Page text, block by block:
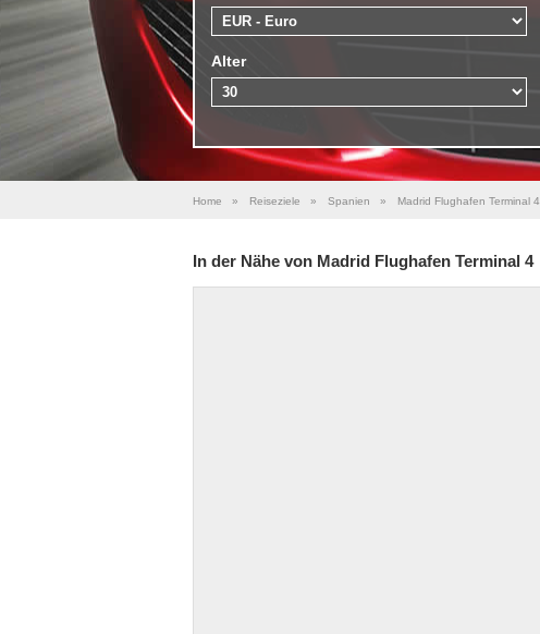
Alter
Home » Reiseziele » Spanien » Madrid Flughafen Terminal 4
In der Nähe von Madrid Flughafen Terminal 4